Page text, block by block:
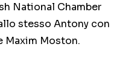
National Chamber
stesso Antony con
Maxim Moston.